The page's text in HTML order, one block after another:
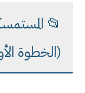
📂
(الخطوة